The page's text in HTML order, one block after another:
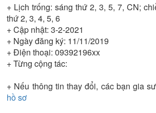
+ Lịch trống:sáng thứ 2, 3, 5, 7, CN;
thứ 2, 3, 4, 5, 6
+ Cập nhật: 3-2-2021
+ Ngày đăng ký: 11/11/2019
+ Điện thoại: 09392196xx
+ Từng cộng tác:
+ Nếu thông tin thay đổi, các bạn gia
hồ sơ